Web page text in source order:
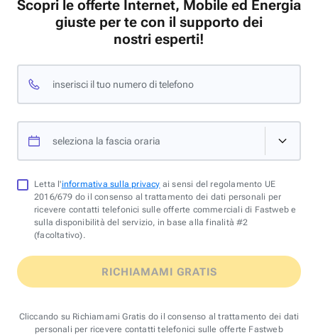
Scopri le offerte Internet, Mobile ed Energia
giuste per te con il supporto dei
nostri esperti!
inserisci il tuo numero di telefono
seleziona la fascia oraria
Letta l'informativa sulla privacy ai sensi del regolamento UE
2016/679 do il consenso al trattamento dei dati personali per
ricevere contatti telefonici sulle offerte commerciali di Fastweb e
sulla disponibilità del servizio, in base alla finalità #2
(facoltativo).
RICHIAMAMI GRATIS
Cliccando su Richiamami Gratis do il consenso al trattamento dei dati
personali per ricevere contatti telefonici sulle offerte Fastweb